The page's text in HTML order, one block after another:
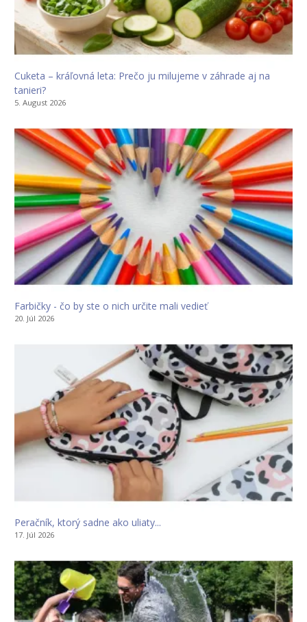
Cuketa – kráľovná leta: Prečo ju milujeme v záhrade aj na
tanieri?
5. August 2026
Farbičky - čo by ste o nich určite mali vedieť
20. Júl 2026
Peračník, ktorý sadne ako uliaty...
17. Júl 2026